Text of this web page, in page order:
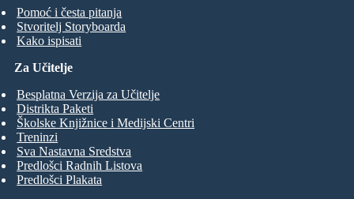
Pomoć i česta pitanja
Stvoritelj Storyboarda
Kako ispisati
Za Učitelje
Besplatna Verzija za Učitelje
Distrikta Paketi
Školske Knjižnice i Medijski Centri
Treninzi
Sva Nastavna Sredstva
Predlošci Radnih Listova
Predlošci Plakata